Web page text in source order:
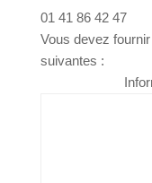
Par téléphone
01 41 86 42 47
Vous devez